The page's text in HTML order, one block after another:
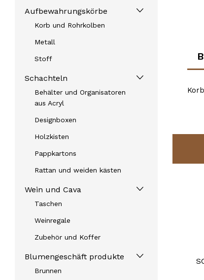
Aufbewahrungskörbe
Korb und Rohrkolben
Metall
Stoff
Schachteln
Behälter und Organisatoren
aus Acryl
Designboxen
Holzkisten
Pappkartons
Rattan und weiden kästen
Wein und Cava
Taschen
Weinregale
Zubehör und Koffer
Blumengeschäft produkte
Brunnen
KLEINER KORB AUS WEIDE GANZ
BRAUNE MÄUSE